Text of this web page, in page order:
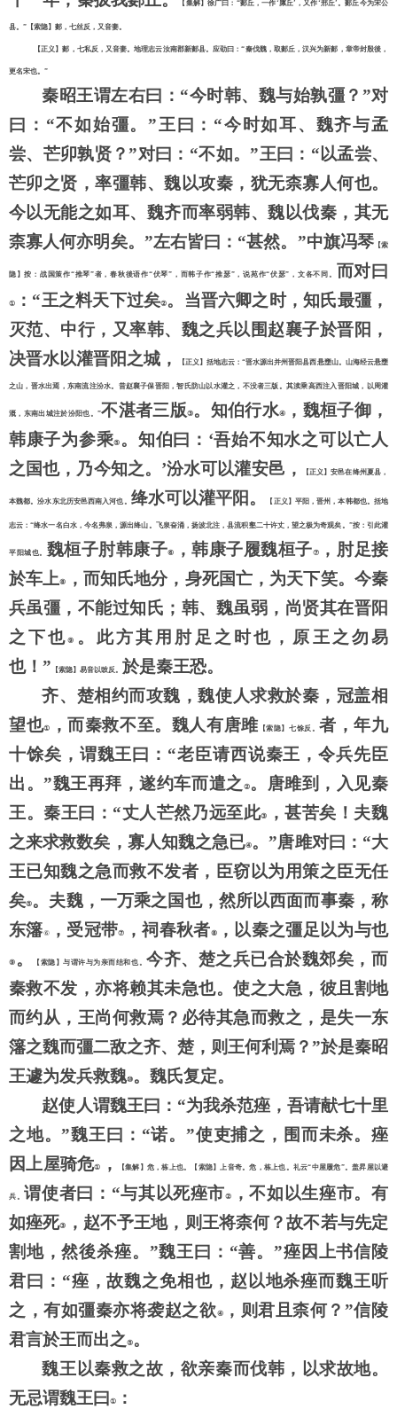
【集解】徐广曰： “郪丘，一作‘廪丘’，又作‘邢丘’。郪丘今为宋公
县。”【索隐】郪，七丝反，又音妻。
【正义】郪，七私反，又音妻。地理志云汝南郡新郪县。应劭曰：“秦伐魏，取郪丘，汉兴为新郪，章帝封殷後，
更名宋也。”
秦昭王谓左右曰： “今时韩、魏与始孰彊？”对
曰：“不如始彊。”王曰：“今时如耳、魏齐与孟
尝、芒卯孰贤？”对曰：“不如。”王曰：“以孟尝、
芒卯之贤，率彊韩、魏以攻秦，犹无柰寡人何也。
今以无能之如耳、魏齐而率弱韩、魏以伐秦，其无
柰寡人何亦明矣。”左右皆曰：“甚然。”中旗冯琴【索
隐】按：战国策作“推琴”者，春秋後语作“伏琴”，而韩子作“推瑟”，说苑作“伏瑟”，文各不同。 而对曰
① ： “王之料天下过矣② 。当晋六卿之时，知氏最彊，
灭范、中行，又率韩、魏之兵以围赵襄子於晋阳，
决晋水以灌晋阳之城，
【正义】括地志云： “晋水源出并州晋阳县西悬壅山。山海经云悬壅
之山，晋水出焉，东南流注汾水。昔赵襄子保晋阳，智氏防山以水灌之，不没者三版。其渎乘高西注入晋阳城，以周灌
溉，东南出城注於汾阳也。”不湛者三版③ 。知伯行水④
，魏桓子御，
韩康子为参乘⑤ 。知伯曰： ‘吾始不知水之可以亡人
之国也，乃今知之。’汾水可以灌安邑，
【正义】安邑在绛州夏县，
本魏都。汾水东北历安邑西南入河也。 绛水可以灌平阳。 【正义】平阳，晋州，本韩都也。括地
志云：“绛水一名白水，今名弗泉，源出绛山。飞泉奋涌，扬波北注，县流积壑二十许丈，望之极为奇观矣。”按：引此灌
平阳城也。 魏桓子肘韩康子⑥ ，韩康子履魏桓子⑦
，肘足接
於车上⑧
，而知氏地分，身死国亡，为天下笑。今秦
兵虽彊，不能过知氏；韩、魏虽弱，尚贤其在晋阳
之下也⑨
。此方其用肘足之时也，原王之勿易
也！ ” 【索隐】易音以豉反。 於是秦王恐。
齐、楚相约而攻魏，魏使人求救於秦，冠盖相
望也① ，而秦救不至。魏人有唐雎 【索隐】七馀反。者，年九
十馀矣，谓魏王曰： “老臣请西说秦王，令兵先臣
出。”魏王再拜，遂约车而遣之 ② 。唐雎到，入见秦
王。秦王曰： “丈人芒然乃远至此③
，甚苦矣！夫魏
之来求救数矣，寡人知魏之急已④ 。”唐雎对曰：“大
王已知魏之急而救不发者，臣窃以为用策之臣无任
矣⑤ 。夫魏，一万乘之国也，然所以西面而事秦，称
东籓⑥ ，受冠带⑦ ，祠春秋者⑧，以秦之彊足以为与也
⑨ 。 【索隐】与谓许与为亲而结和也。 今齐、楚之兵已合於魏郊矣，而
秦救不发，亦将赖其未急也。使之大急，彼且割地
而约从，王尚何救焉？必待其急而救之，是失一东
籓之魏而彊二敌之齐、楚，则王何利焉？”於是秦昭
王遽为发兵救魏⑩ 。魏氏复定。
赵使人谓魏王曰： “为我杀范痤，吾请献七十里
之地。”魏王曰：“诺。”使吏捕之，围而未杀。痤
因上屋骑危① ， 【集解】危，栋上也。【索隐】上音奇。危，栋上也。礼云“中屋履危”。盖昇屋以避
兵。 谓使者曰： “与其以死痤市②
，不如以生痤市。有
如痤死③
，赵不予王地，则王将柰何？故不若与先定
割地，然後杀痤。 ”魏王曰：“善。”痤因上书信陵
君曰：“痤，故魏之免相也，赵以地杀痤而魏王听
之，有如彊秦亦将袭赵之欲④ ，则君且柰何？ ”信陵
君言於王而出之 ⑤ 。
魏王以秦救之故，欲亲秦而伐韩，以求故地。
无忌谓魏王曰 ①
：